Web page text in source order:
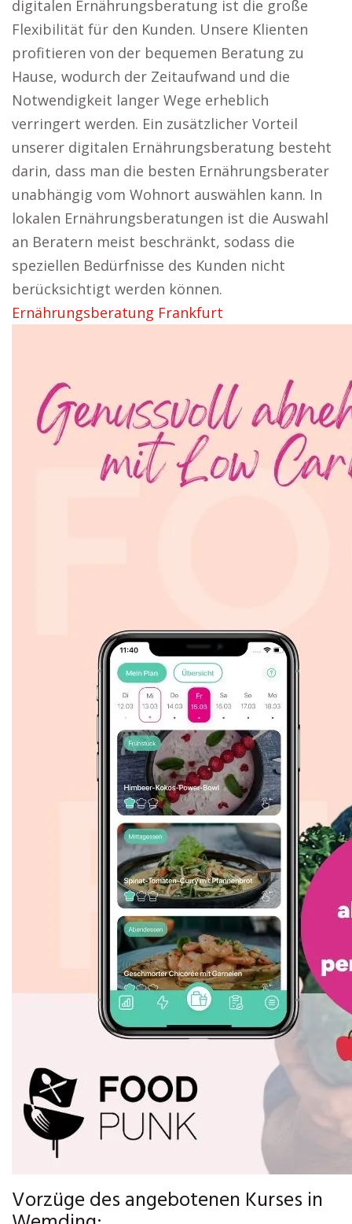
digitalen Ernährungsberatung ist die große
Flexibilität für den Kunden. Unsere Klienten
profitieren von der bequemen Beratung zu
Hause, wodurch der Zeitaufwand und die
Notwendigkeit langer Wege erheblich
verringert werden. Ein zusätzlicher Vorteil
unserer digitalen Ernährungsberatung besteht
darin, dass man die besten Ernährungsberater
unabhängig vom Wohnort auswählen kann. In
lokalen Ernährungsberatungen ist die Auswahl
an Beratern meist beschränkt, sodass die
speziellen Bedürfnisse des Kunden nicht
berücksichtigt werden können.
Ernährungsberatung Frankfurt
Vorzüge des angebotenen Kurses in